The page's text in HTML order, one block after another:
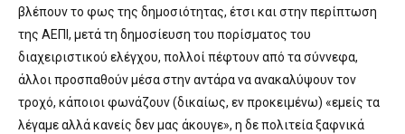
βλέπουν το φως της δημοσιότητας, έτσι και στην περίπτωση
της ΑΕΠΙ, μετά τη δημοσίευση του πορίσματος του
διαχειριστικού ελέγχου, πολλοί πέφτουν από τα σύννεφα,
άλλοι προσπαθούν μέσα στην αντάρα να ανακαλύψουν τον
τροχό, κάποιοι φωνάζουν (δικαίως, εν προκειμένω) «εμείς τα
λέγαμε αλλά κανείς δεν μας άκουγε», η δε πολιτεία ξαφνικά